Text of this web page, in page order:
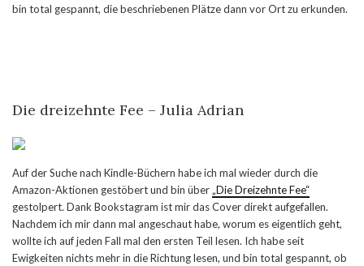
bin total gespannt, die beschriebenen Plätze dann vor Ort zu erkunden.
Die dreizehnte Fee – Julia Adrian
Auf der Suche nach Kindle-Büchern habe ich mal wieder durch die
Amazon-Aktionen gestöbert und bin über „Die Dreizehnte Fee“
gestolpert. Dank Bookstagram ist mir das Cover direkt aufgefallen.
Nachdem ich mir dann mal angeschaut habe, worum es eigentlich geht,
wollte ich auf jeden Fall mal den ersten Teil lesen. Ich habe seit
Ewigkeiten nichts mehr in die Richtung lesen, und bin total gespannt, ob